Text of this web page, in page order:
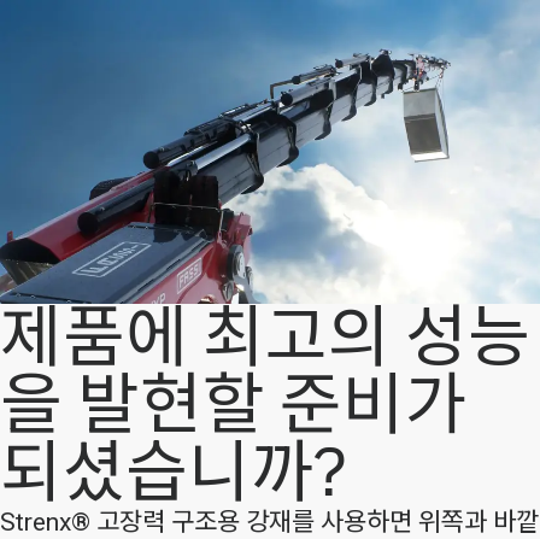
제품에 최고의 성능
을 발현할 준비가
되셨습니까?
Strenx® 고장력 구조용 강재를 사용하면 위쪽과 바깥